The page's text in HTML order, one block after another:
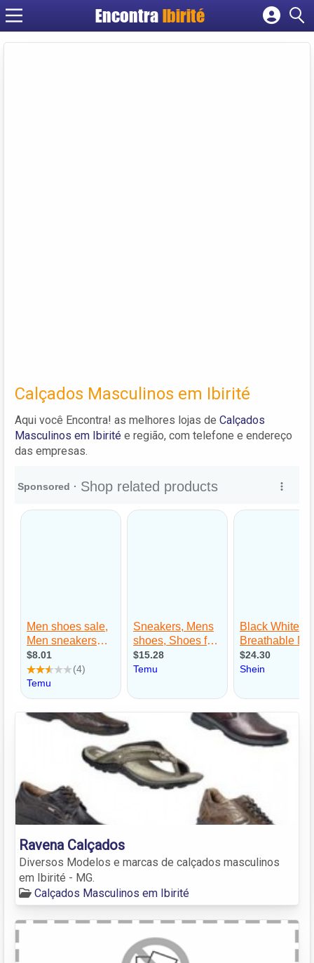
EncontraIbirité
Cadastrar empresa
Calçados Masculinos em Ibirité
Aqui você Encontra! as melhores lojas de Calçados
Masculinos em Ibirité e região, com telefone e endereço
das empresas.
Ravena Calçados
Diversos Modelos e marcas de calçados masculinos
em Ibirité - MG.
Calçados Masculinos em Ibirité